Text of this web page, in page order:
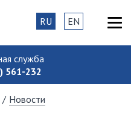
служба
561-232
RU EN
/ Новости